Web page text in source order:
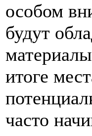
особом
будут
итоге
часто